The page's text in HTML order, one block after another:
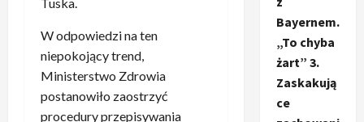
W odpowiedzi na ten
niepokojący trend,
Ministerstwo Zdrowia
postanowiło zaostrzyć
procedury przepisywania
Bayernem.
„To chyba
żart” 3.
Zaskakują
ce